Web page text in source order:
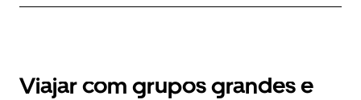
Viajar com grupos grandes e